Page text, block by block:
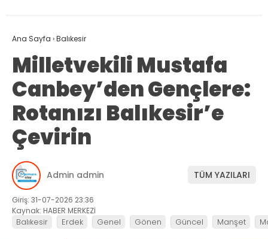
Ana Sayfa ›Balıkesir
Milletvekili Mustafa
Canbey’den Gençlere:
Rotanızı Balıkesir’e
Çevirin
Admin admin TÜM YAZILARI
Giriş: 31-07-2026 23:36
Kaynak: HABER MERKEZİ
Balıkesir Erdek Genel Gönen Güncel Manşet